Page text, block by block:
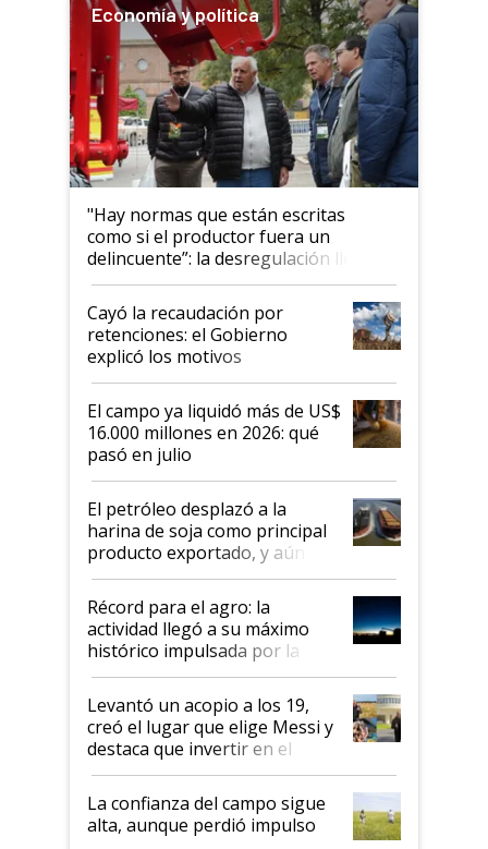
Economía y política
"Hay normas que están escritas
como si el productor fuera un
delincuente”: la desregulación llegó
al Congreso Aapresid y hasta se
habló del financiamiento al IPCVA
Cayó la recaudación por
retenciones: el Gobierno
explicó los motivos
El campo ya liquidó más de US$
16.000 millones en 2026: qué
pasó en julio
El petróleo desplazó a la
harina de soja como principal
producto exportado, y aún así
el agro aportó casi seis de cada
diez dólares y sostuvo el
liderazgo en un semestre
récord
Récord para el agro: la
actividad llegó a su máximo
histórico impulsada por la
cosecha y las exportaciones
Levantó un acopio a los 19,
creó el lugar que elige Messi y
destaca que invertir en el
kirchnerismo era como "darle
plata a un hijo para droga":
Juan Félix Rossetti, el libertario
que de una dura crisis salió
La confianza del campo sigue
alta, aunque perdió impulso